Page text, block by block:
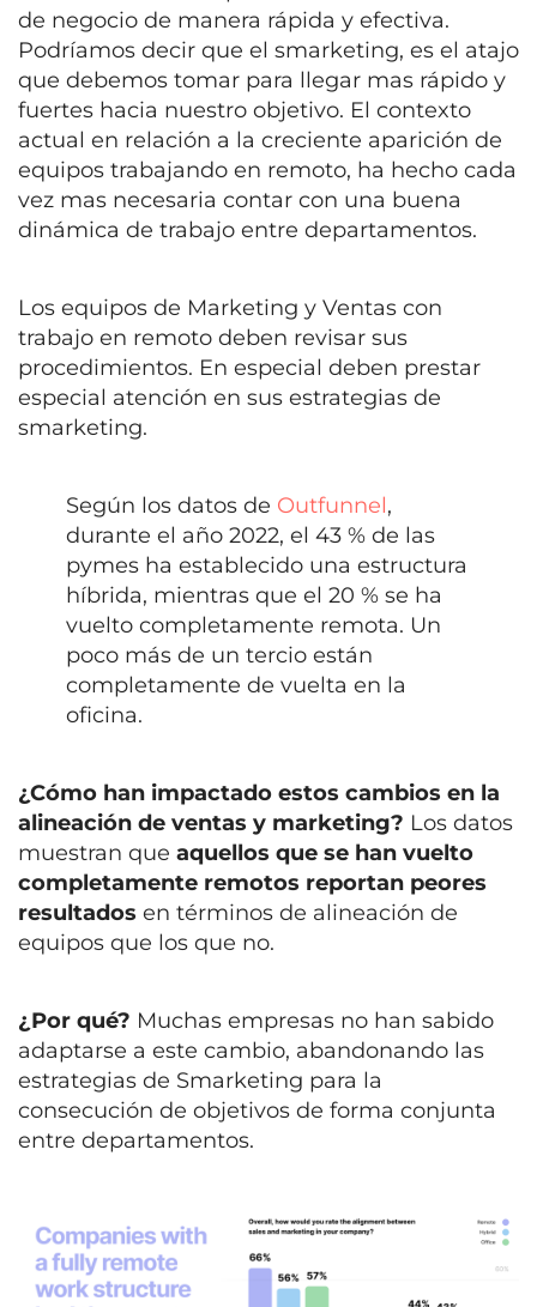
de negocio de manera rápida y efectiva.
Podríamos decir que el smarketing, es el atajo
que debemos tomar para llegar mas rápido y
fuertes hacia nuestro objetivo. El contexto
actual en relación a la creciente aparición de
equipos trabajando en remoto, ha hecho cada
vez mas necesaria contar con una buena
dinámica de trabajo entre departamentos.
Los equipos de Marketing y Ventas con
trabajo en remoto deben revisar sus
procedimientos. En especial deben prestar
especial atención en sus estrategias de
smarketing.
Según los datos de Outfunnel,
durante el año 2022, el 43 % de las
pymes ha establecido una estructura
híbrida, mientras que el 20 % se ha
vuelto completamente remota. Un
poco más de un tercio están
completamente de vuelta en la
oficina.
¿Cómo han impactado estos cambios en la
alineación de ventas y marketing? Los datos
muestran que aquellos que se han vuelto
completamente remotos reportan peores
resultados en términos de alineación de
equipos que los que no.
¿Por qué? Muchas empresas no han sabido
adaptarse a este cambio, abandonando las
estrategias de Smarketing para la
consecución de objetivos de forma conjunta
entre departamentos.